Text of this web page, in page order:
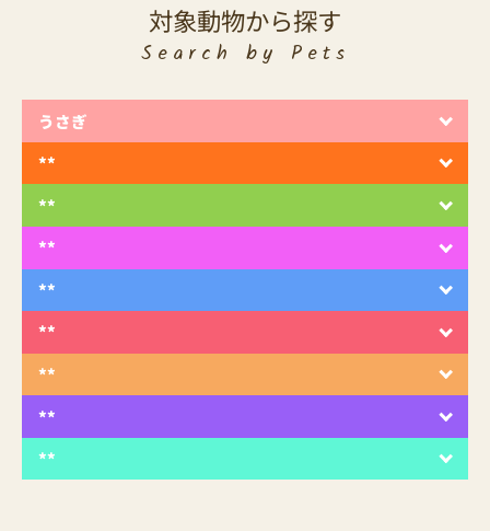
対象動物から探す
Search by Pets
うさぎ
**
**
**
**
**
**
**
**